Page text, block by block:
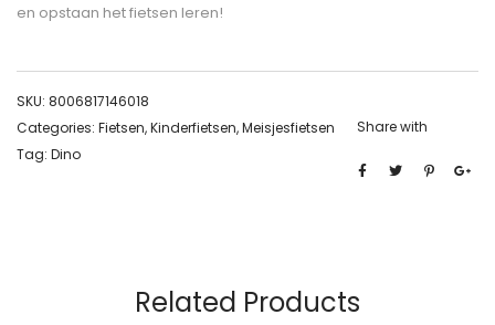
en opstaan het fietsen leren!
SKU: 8006817146018
Categories: Fietsen,Kinderfietsen,Meisjesfietsen
Tag: Dino
Share with
Related Products